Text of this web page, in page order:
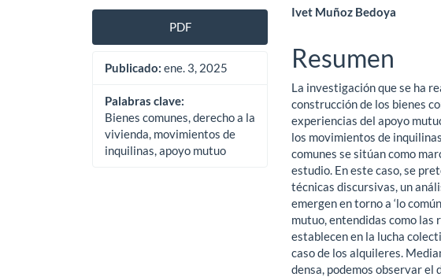
Barra
lateral
del
artículo
PDF
Publicado: ene. 3, 2025
Palabras clave:
Bienes comunes, derecho a la
vivienda, movimientos de
inquilinas, apoyo mutuo
Contenido
principal
del
artículo
Ivet Muñoz Bedoya
Resumen
La investigación que se ha
construcción de los bienes
experiencias del apoyo
los movimientos de
comunes se sitúan como
estudio. En este caso, se
técnicas discursivas, un
emergen en torno a ‘lo
mutuo, entendidas como las
establecen en la lucha
caso de los alquileres.
densa, podemos observar el